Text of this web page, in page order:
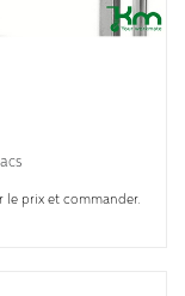
le prix et commander.